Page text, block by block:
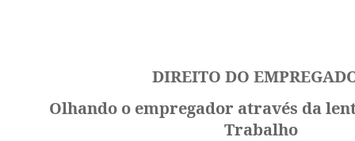
DIREITO DO
Olhando o empregador através da
Trabalho